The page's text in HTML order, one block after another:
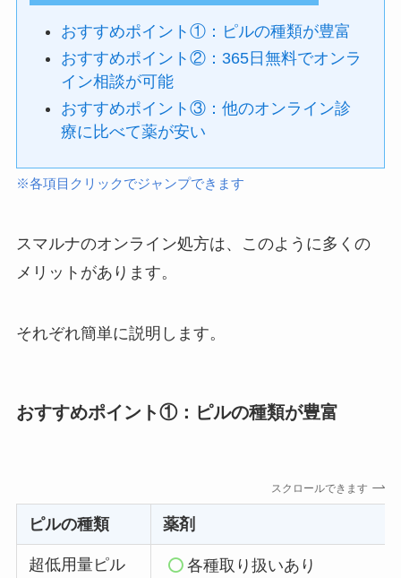
おすすめポイント①：ピルの種類が豊富
おすすめポイント②：365日無料でオンラ
イン相談が可能
おすすめポイント③：他のオンライン診
療に比べて薬が安い
※各項目クリックでジャンプできます
スマルナのオンライン処方は、このように多くの
メリットがあります。
それぞれ簡単に説明します。
おすすめポイント①：ピルの種類が豊富
スクロールできます
ピルの種類 薬剤
超低用量ピル 各種取り扱いあり